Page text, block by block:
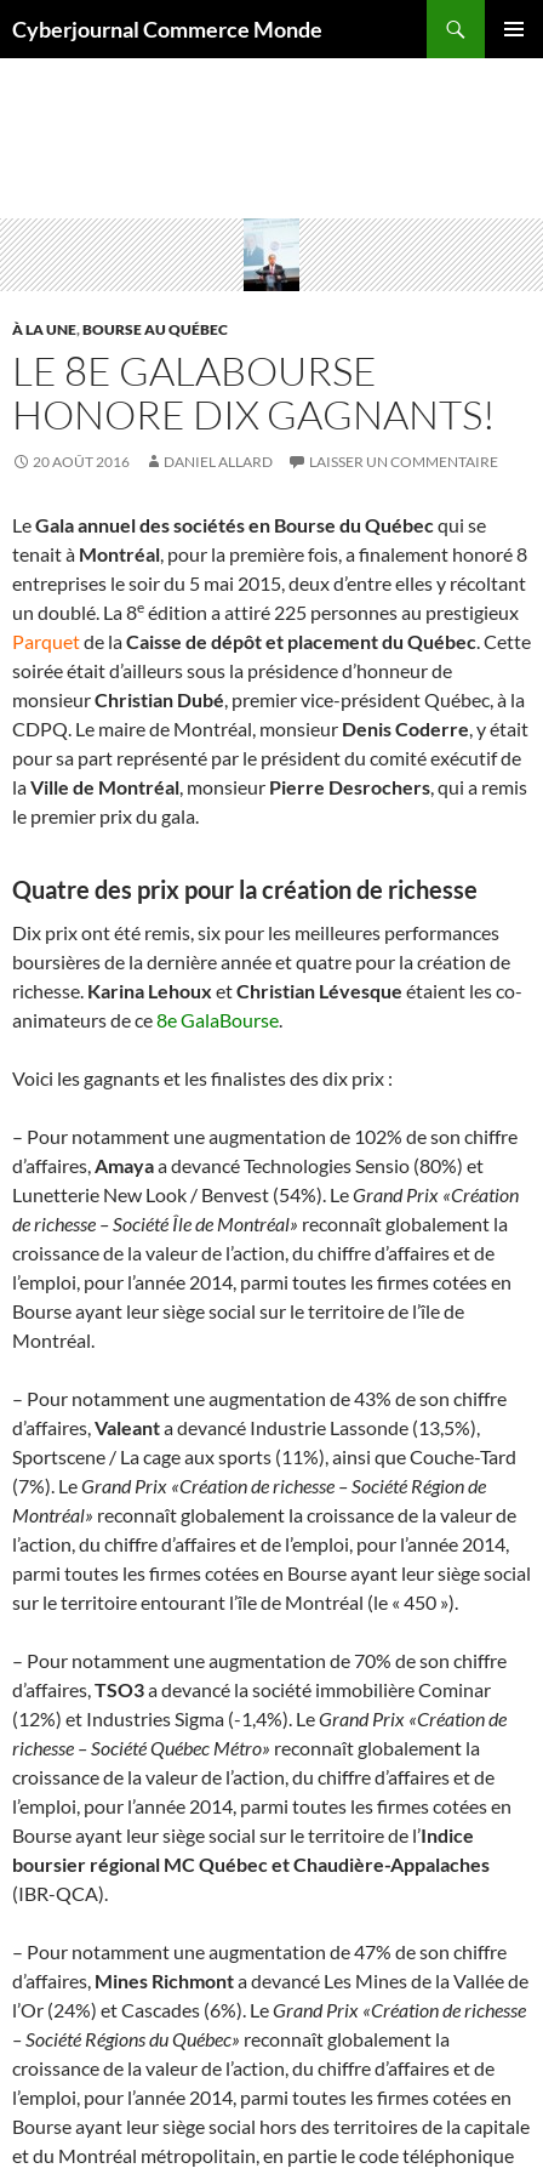
auCyberjournal Commerce Monde
À LA UNE,BOURSE AU QUÉBEC
LE 8E GALABOURSE
HONORE DIX GAGNANTS!
20 AOÛT 2016 DANIEL ALLARD LAISSER UN COMMENTAIRE
LeGala annuel des sociétés en Bourse du Québecqui se
tenait à Montréal, pour la première fois, a finalement honoré 8
entreprises le soir du 5 mai 2015, deux d’entre elles y récoltant
un doublé. La 8e édition a attiré 225 personnes au prestigieux
Parquetde laCaisse de dépôt et placement du Québec. Cette
soirée était d’ailleurs sous la présidence d’honneur de
monsieurChristian Dubé, premier vice-président Québec, à la
CDPQ. Le maire de Montréal, monsieur Denis Coderre, y était
pour sa part représenté par le président du comité exécutif de
laVille de Montréal, monsieur Pierre Desrochers, qui a remis
le premier prix du gala.
Quatre des prix pour la création de richesse
Dix prix ont été remis, six pour les meilleures performances
boursières de la dernière année et quatre pour la création de
richesse. Karina Lehoux etChristian Lévesque étaient les co-
animateurs de ce8e GalaBourse.
Voici les gagnants et les finalistes des dix prix :
– Pour notamment une augmentation de 102% de son chiffre
d’affaires,Amayaa devancé Technologies Sensio (80%) et
Lunetterie New Look / Benvest (54%). LeGrand Prix «Création
de richesse – Société Île de Montréal» reconnaît globalement la
croissance de la valeur de l’action, du chiffre d’affaires et de
l’emploi, pour l’année 2014, parmi toutes les firmes cotées en
Bourse ayant leur siège social sur le territoire de l’île de
Montréal.
– Pour notamment une augmentation de 43% de son chiffre
d’affaires,Valeanta devancé Industrie Lassonde (13,5%),
Sportscene / La cage aux sports (11%), ainsi que Couche-Tard
(7%). LeGrand Prix «Création de richesse – Société Région de
Montréal» reconnaît globalement la croissance de la valeur de
l’action, du chiffre d’affaires et de l’emploi, pour l’année 2014,
parmi toutes les firmes cotées en Bourse ayant leur siège social
sur le territoire entourant l’île de Montréal (le « 450 »).
– Pour notamment une augmentation de 70% de son chiffre
d’affaires,TSO3a devancé la société immobilière Cominar
(12%) et Industries Sigma (-1,4%). LeGrand Prix «Création de
richesse – Société Québec Métro» reconnaît globalement la
croissance de la valeur de l’action, du chiffre d’affaires et de
l’emploi, pour l’année 2014, parmi toutes les firmes cotées en
Bourse ayant leur siège social sur le territoire de l’Indice
boursier régional MC Québec et Chaudière-Appalaches
(IBR-QCA).
– Pour notamment une augmentation de 47% de son chiffre
d’affaires, Mines Richmonta devancé Les Mines de la Vallée de
l’Or (24%) et Cascades (6%). LeGrand Prix «Création de richesse
– Société Régions du Québec» reconnaît globalement la
croissance de la valeur de l’action, du chiffre d’affaires et de
l’emploi, pour l’année 2014, parmi toutes les firmes cotées en
Bourse ayant leur siège social hors des territoires de la capitale
et du Montréal métropolitain, en partie le code téléphonique